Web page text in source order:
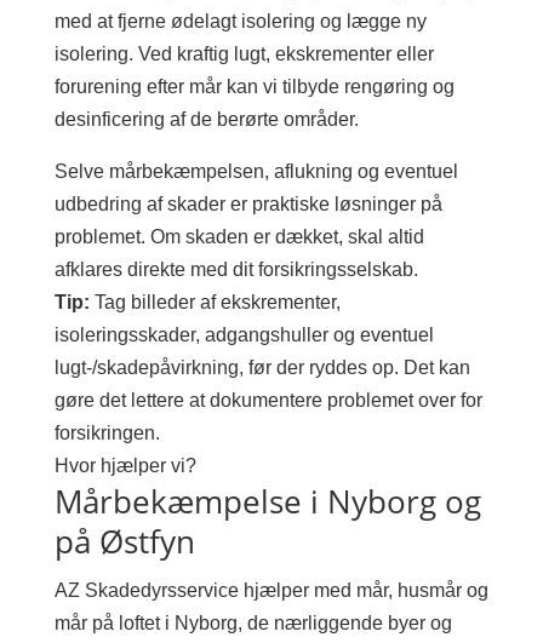
med at fjerne ødelagt isolering og lægge ny
isolering. Ved kraftig lugt, ekskrementer eller
forurening efter mår kan vi tilbyde rengøring og
desinficering af de berørte områder.
Selve mårbekæmpelsen, aflukning og eventuel
udbedring af skader er praktiske løsninger på
problemet. Om skaden er dækket, skal altid
afklares direkte med dit forsikringsselskab.
Tip: Tag billeder af ekskrementer,
isoleringsskader, adgangshuller og eventuel
lugt-/skadepåvirkning, før der ryddes op. Det kan
gøre det lettere at dokumentere problemet over for
forsikringen.
Hvor hjælper vi?
Mårbekæmpelse i Nyborg og
på Østfyn
AZ Skadedyrsservice hjælper med mår, husmår og
mår på loftet i Nyborg, de nærliggende byer og